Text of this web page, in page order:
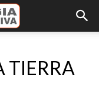
TIERRA